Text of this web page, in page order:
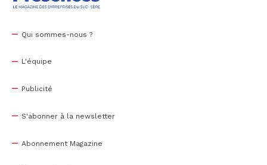
Qui sommes-nous ?
L'équipe
Publicité
S'abonner à la newsletter
Abonnement Magazine